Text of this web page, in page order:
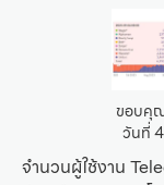
ขอบคุ
วันที่
จำนวนผู้ใช้งาน